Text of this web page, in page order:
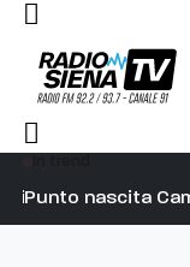
Punto nascita
sponsor